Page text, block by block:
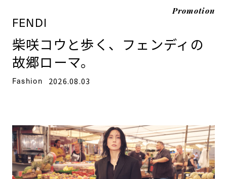
Promotion
FENDI
柴咲コウと歩く、フェンディの
故郷ローマ。
Fashion 2026.08.03